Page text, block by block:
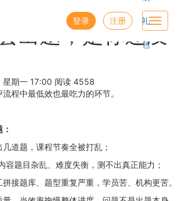
登录 注册 礼
包
出题，是你还没
期一 17:00 阅读 4558
程中最低效也最吃力的环节。
道题，课程节奏全被打乱；
容题目杂乱、难度失衡，测不出真正能力；
接题库、题型重复严重，学员苦、机构更苦。